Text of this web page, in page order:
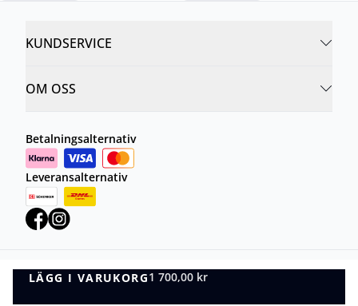
LÄGG I VARUKORG1 700,00 kr
LÄGG I VARUKORG
KUNDSERVICE
OM OSS
Betalningsalternativ
Leveransalternativ
Integritetspolicy